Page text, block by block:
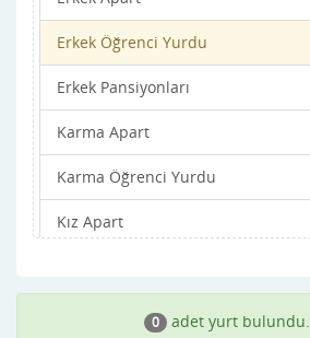
Erkek Öğrenci Yurdu
Erkek Pansiyonları
Karma Apart
Karma Öğrenci Yurdu
Kız Apart
Kız Pansiyonları
0 adet yurt bulundu.